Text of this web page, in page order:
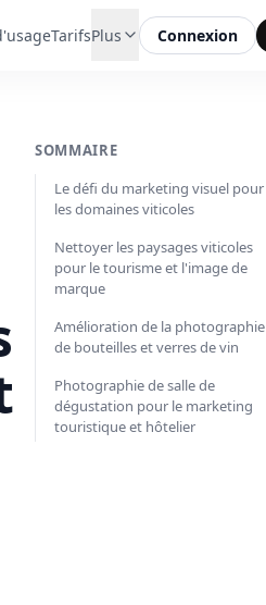
TarifsPlus Connexion
SOMMAIRE
Le défi du marketing visuel pour
les domaines viticoles
Nettoyer les paysages viticoles
pour le tourisme et l'image de
marque
Amélioration de la photographie
de bouteilles et verres de vin
Photographie de salle de
dégustation pour le marketing
touristique et hôtelier